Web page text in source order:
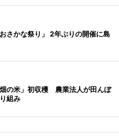
さかな祭り」 2年ぶりの開催に島
の米」初収穫 農業法人が田んぼ
組み